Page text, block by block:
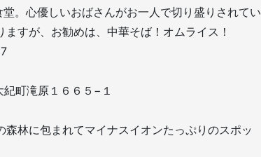
。心優しいおばさんがお一人で切り盛りされてい
すが、お勧めは、中華そば！オムライス！
町滝原１６６５−１
林に包まれてマイナスイオンたっぷりのスポッ